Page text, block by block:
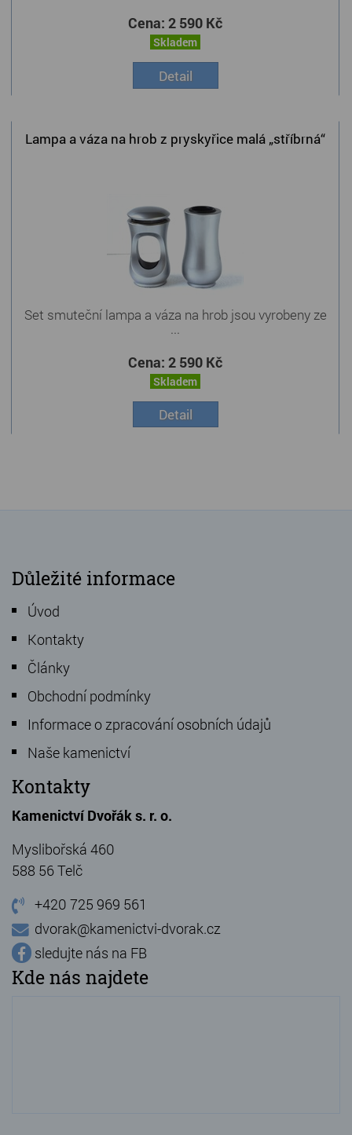
Cena: 2 590 Kč
Skladem
Detail
Lampa a váza na hrob z pryskyřice malá „stříbrná“
Set smuteční lampa a váza na hrob jsou vyrobeny ze
...
Cena: 2 590 Kč
Skladem
Detail
Důležité informace
Úvod
Kontakty
Články
Obchodní podmínky
Informace o zpracování osobních údajů
Naše kamenictví
Kontakty
Kamenictví Dvořák s. r. o.
Myslibořská 460
588 56 Telč
+420 725 969 561
dvorak@kamenictvi-dvorak.cz
sledujte nás na FB
Kde nás najdete